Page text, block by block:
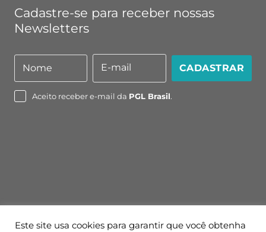
Cadastre-se para receber nossas
Newsletters
Nome
Nome
mail
E-mail CADASTRAR
Aceito receber e-mail da PGL Brasil.
Este site usa cookies para garantir que você obtenha